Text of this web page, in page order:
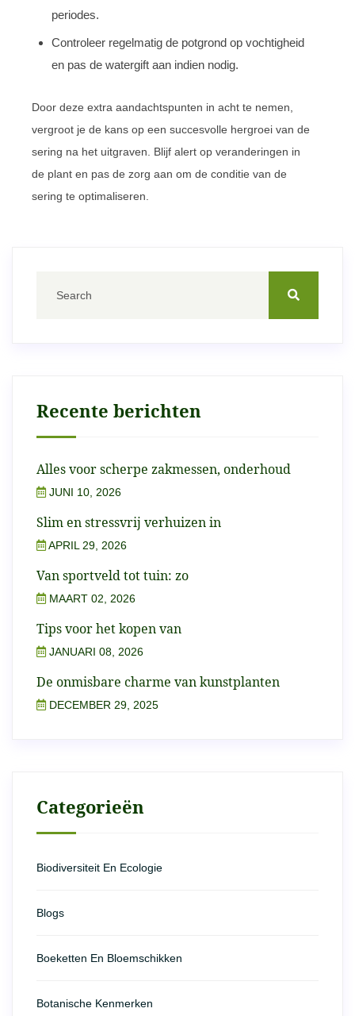
periodes.
Controleer regelmatig de potgrond op vochtigheid
en pas de watergift aan indien nodig.
Door deze extra aandachtspunten in acht te nemen,
vergroot je de kans op een succesvolle hergroei van de
sering na het uitgraven. Blijf alert op veranderingen in
de plant en pas de zorg aan om de conditie van de
sering te optimaliseren.
Recente berichten
Alles voor scherpe zakmessen, onderhoud
JUNI 10, 2026
Slim en stressvrij verhuizen in
APRIL 29, 2026
Van sportveld tot tuin: zo
MAART 02, 2026
Tips voor het kopen van
JANUARI 08, 2026
De onmisbare charme van kunstplanten
DECEMBER 29, 2025
Categorieën
Biodiversiteit En Ecologie
Blogs
Boeketten En Bloemschikken
Botanische Kenmerken